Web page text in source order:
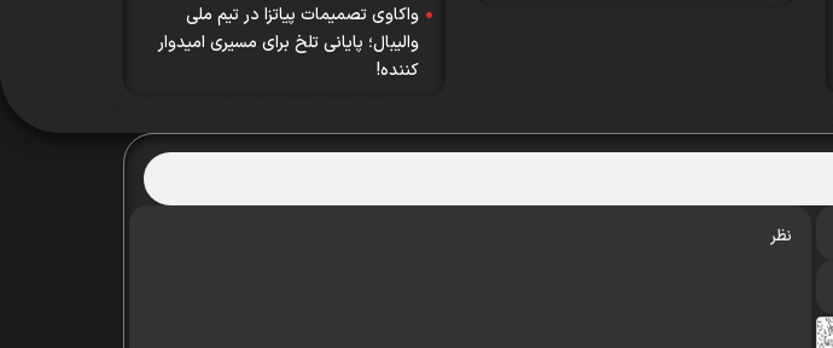
واکاوی تصمیمات پیاتزا در تیم ملی
والیبال؛ پایانی تلخ برای مسیری امیدوار
کننده!